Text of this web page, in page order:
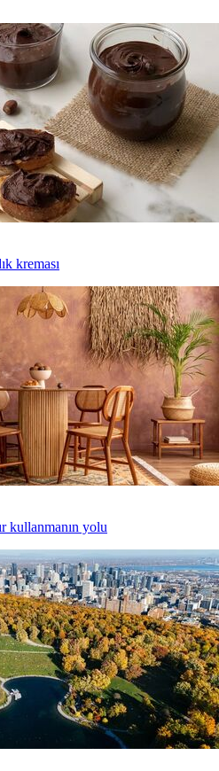
kreması
kullanmanın yolu